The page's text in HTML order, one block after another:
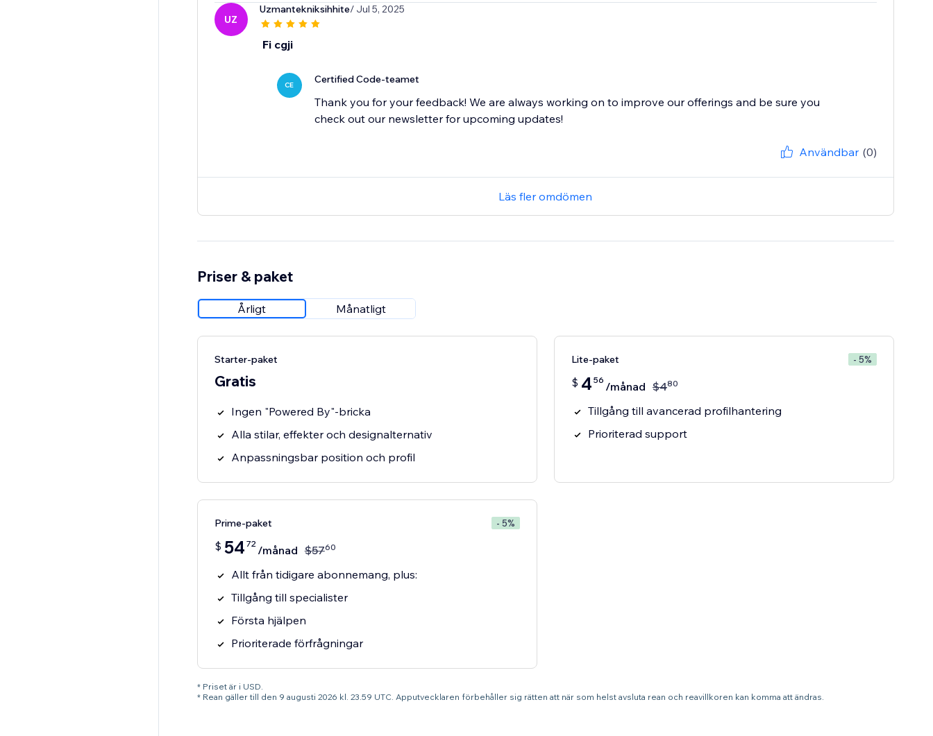
UZ
Uzmantekniksihhite/ Jul 5, 2025
Fi cgji
CE Certified Code-teamet
Thank you for your feedback! We are always working on to improve our offerings and be sure you
check out our newsletter for upcoming updates!
Användbar (0)
Läs fler omdömen
Priser & paket
Årligt Månatligt
Starter-paket
Gratis
Ingen "Powered By"-bricka
Alla stilar, effekter och designalternativ
Anpassningsbar position och profil
Lite-paket - 5%
$ 4 56 /månad $480
Tillgång till avancerad profilhantering
Prioriterad support
Prime-paket - 5%
$ 54 72 /månad $5760
Allt från tidigare abonnemang, plus:
Tillgång till specialister
Första hjälpen
Prioriterade förfrågningar
* Priset är i USD.
* Rean gäller till den 9 augusti 2026 kl. 23.59 UTC. Apputvecklaren förbehåller sig rätten att när som helst avsluta rean och reavillkoren kan komma att ändras.